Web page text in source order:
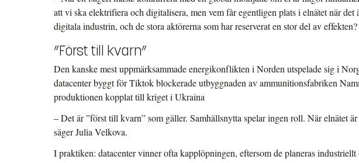
att vi ska elektrifiera och digitalisera, men vem får egentligen plats i elnätet när det
digitala industrin, och de stora aktörerna som har reserverat en stor del av effekten?
”Först till kvarn”
Den kanske mest uppmärksammade energikonflikten i Norden utspelade sig i
datacenter byggt för Tiktok blockerade utbyggnaden av ammunitionsfabriken
produktionen kopplat till kriget i Ukraina
– Det är ”först till kvarn” som gäller. Samhällsnytta spelar ingen roll. När elnätet
säger Julia Velkova.
I praktiken: datacenter vinner ofta kapplöpningen, eftersom de planeras industriellt